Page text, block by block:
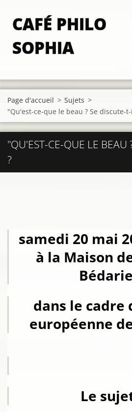
CAFÉ PHILO
SOPHIA
Page d'accueil > Sujets >
"Qu'est-ce-que le beau ? Se discute-
"QU'EST-CE-QUE LE BEAU
?
samedi 20 mai
à la Maison
dans le cadre
européenne
Le